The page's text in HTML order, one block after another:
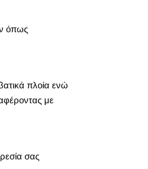
όπως
πλοία ενώ
με
σας